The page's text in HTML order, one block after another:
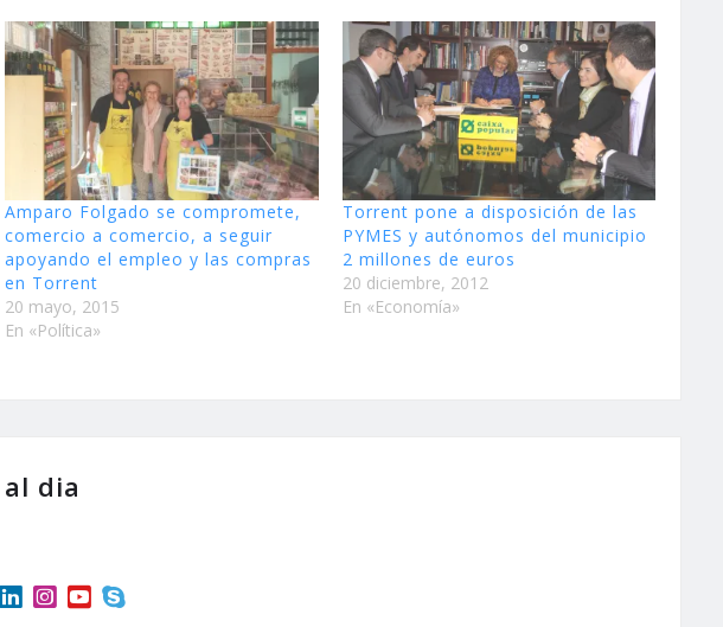
Amparo Folgado se compromete,
comercio a comercio, a seguir
apoyando el empleo y las compras
en Torrent
20 mayo, 2015
En «Política»
Torrent pone a disposición de las
PYMES y autónomos del municipio
2 millones de euros
20 diciembre, 2012
En «Economía»
dia